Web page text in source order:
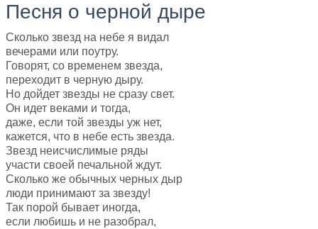
Песня о черной дыре
Сколько звезд на небе я видал
вечерами или поутру.
Говорят, со временем звезда,
переходит в черную дыру.
Но дойдет звезды не сразу свет.
Он идет веками и тогда,
даже, если той звезды уж нет,
кажется, что в небе есть звезда.
Звезд неисчислимые ряды
участи своей печальной ждут.
Сколько же обычных черных дыр
люди принимают за звезду!
Так порой бывает иногда,
если любишь и не разобрал,